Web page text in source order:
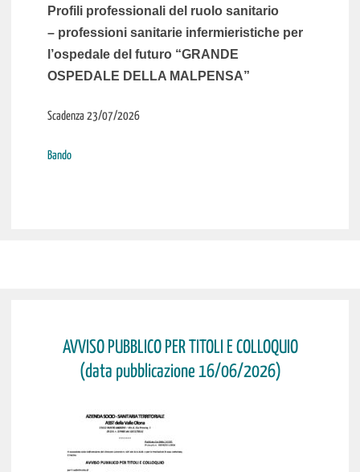
Profili professionali del ruolo sanitario
– professioni sanitarie infermieristiche per
l’ospedale del futuro “GRANDE
OSPEDALE DELLA MALPENSA”
Scadenza 23/07/2026
Bando
AVVISO PUBBLICO PER TITOLI E COLLOQUIO
(data pubblicazione 16/06/2026)